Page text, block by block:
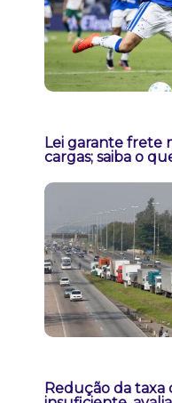
Lei garante frete
cargas; saiba o
Redução da taxa